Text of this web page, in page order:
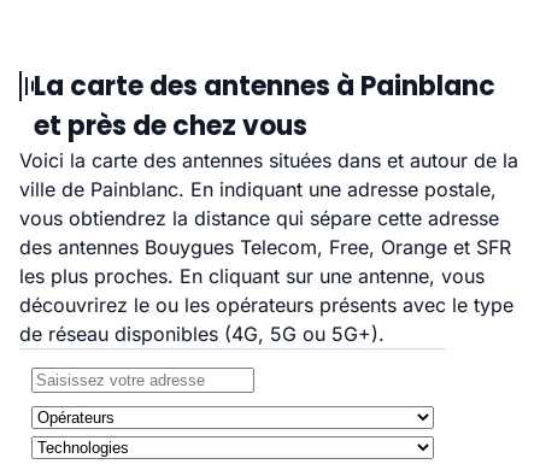
La carte des antennes à Painblanc
et près de chez vous
Voici la carte des antennes situées dans et autour de la
ville de Painblanc. En indiquant une adresse postale,
vous obtiendrez la distance qui sépare cette adresse
des antennes Bouygues Telecom, Free, Orange et SFR
les plus proches. En cliquant sur une antenne, vous
découvrirez le ou les opérateurs présents avec le type
de réseau disponibles (4G, 5G ou 5G+).